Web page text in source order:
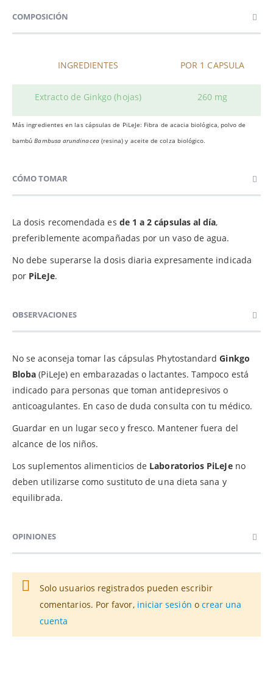
COMPOSICIÓN
INGREDIENTES POR 1 CAPSULA
Extracto de Ginkgo (hojas) 260 mg
Más ingredientes en las cápsulas de PiLeJe: Fibra de acacia biológica, polvo de
bambúBambusa arundinacea(resina) y aceite de colza biológico.
CÓMO TOMAR
La dosis recomendada es de 1 a 2 cápsulas al día,
preferiblemente acompañadas por un vaso de agua.
No debe superarse la dosis diaria expresamente indicada
por PiLeJe.
OBSERVACIONES
No se aconseja tomar las cápsulas PhytostandardGinkgo
Bloba (PiLeJe) en embarazadas o lactantes. Tampoco está
indicado para personas que toman antidepresivos o
anticoagulantes. En caso de duda consulta con tu médico.
Guardar en un lugar seco y fresco. Mantener fuera del
alcance de los niños.
Los suplementos alimenticios de Laboratorios PiLeJeno
deben utilizarse como sustituto de una dieta sana y
equilibrada.
OPINIONES
Solo usuarios registrados pueden escribir
comentarios. Por favor, iniciar sesión o crear una
cuenta